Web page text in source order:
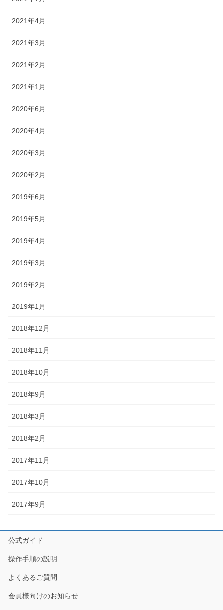
2021年4月
2021年3月
2021年2月
2021年1月
2020年6月
2020年4月
2020年3月
2020年2月
2019年6月
2019年5月
2019年4月
2019年3月
2019年2月
2019年1月
2018年12月
2018年11月
2018年10月
2018年9月
2018年3月
2018年2月
2017年11月
2017年10月
2017年9月
公式ガイド
操作手順の説明
よくあるご質問
会員様向けのお知らせ